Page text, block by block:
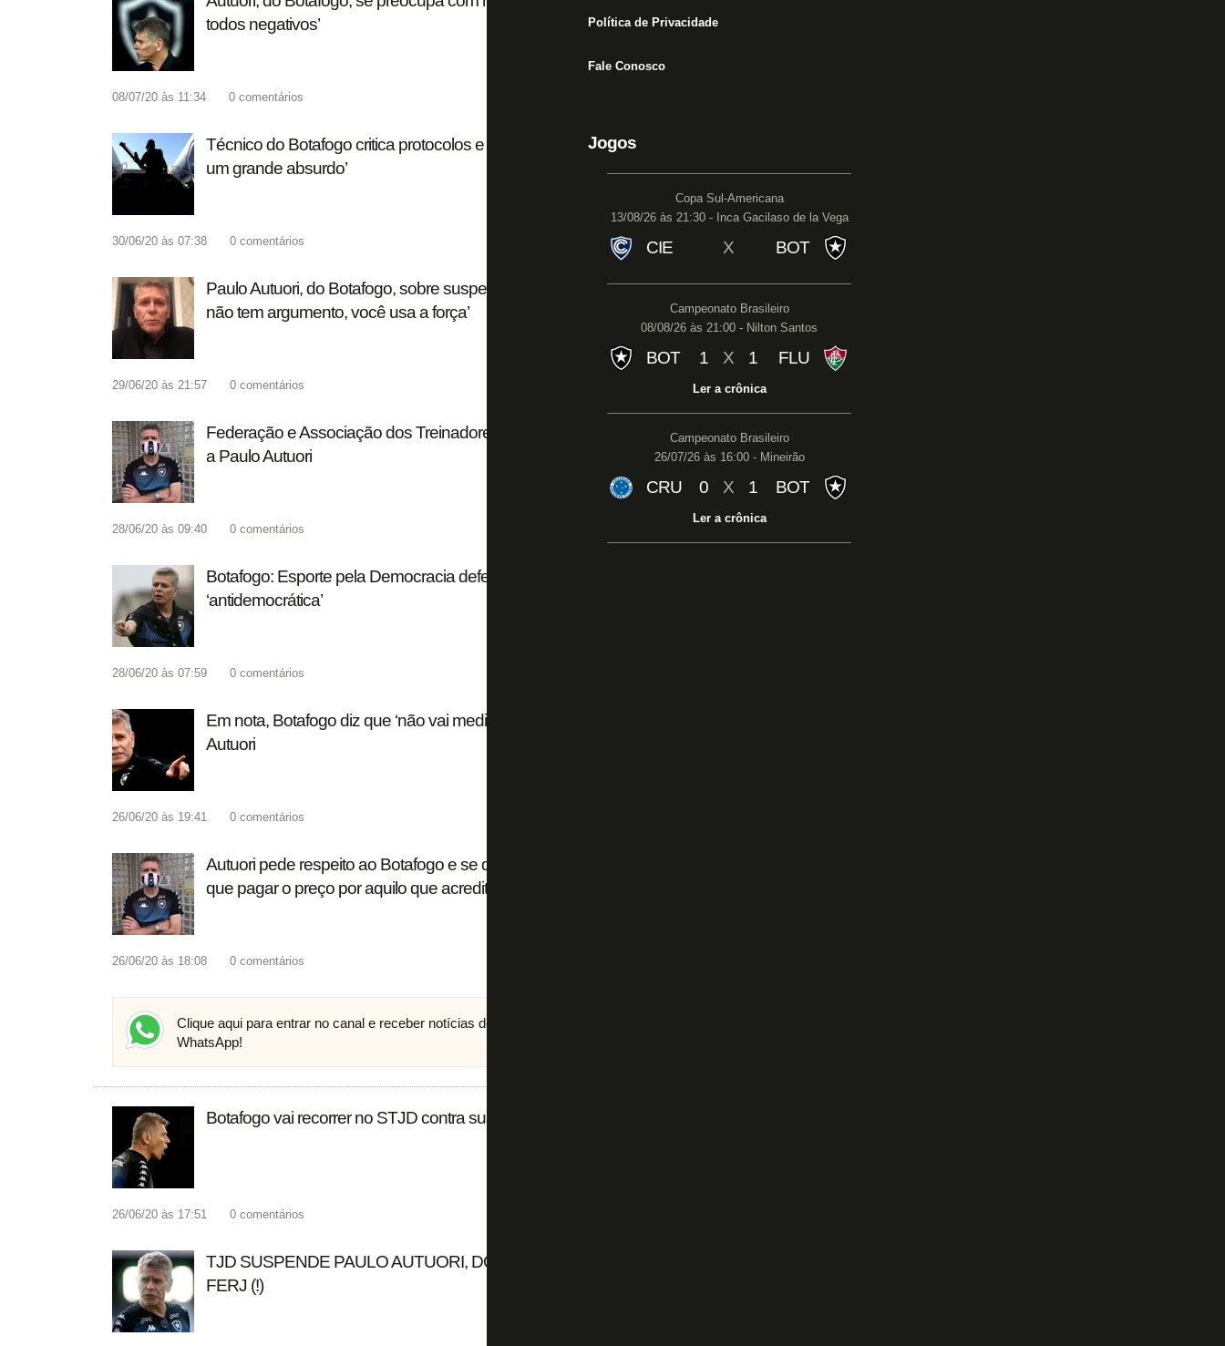
Política de Privacidade
Fale Conosco
Jogos
Copa Sul-Americana
13/08/26 às 21:30 - Inca Gacilaso de la Vega
CIE X BOT
Campeonato Brasileiro
08/08/26 às 21:00 - Nilton Santos
BOT 1 X 1 FLU
Ler a crônica
Campeonato Brasileiro
26/07/26 às 16:00 - Mineirão
CRU 0 X 1 BOT
Ler a crônica
todos negativos’
08/07/20 às 11:34 0 comentários
Técnico do Botafogo critica protocolos e previsão de volta de público: ‘Acho
um grande absurdo’
30/06/20 às 07:38 0 comentários
Paulo Autuori, do Botafogo, sobre suspensão imposta por TJD e Ferj: ‘Quando
não tem argumento, você usa a força’
29/06/20 às 21:57 0 comentários
Federação e Associação dos Treinadores repudiam punição e prestam apoio
a Paulo Autuori
28/06/20 às 09:40 0 comentários
Botafogo: Esporte pela Democracia defende Autuori e vê punição
‘antidemocrática’
28/06/20 às 07:59 0 comentários
Em nota, Botafogo diz que ‘não vai medir esforços’ para defender Paulo
Autuori
26/06/20 às 19:41 0 comentários
Autuori pede respeito ao Botafogo e se diz tranquilo após suspensão: ‘Tenho
que pagar o preço por aquilo que acredito’
26/06/20 às 18:08 0 comentários
Clique aqui para entrar no canal e receber notícias do Botafogo no
WhatsApp!
Botafogo vai recorrer no STJD contra suspensão de Paulo Autuori
26/06/20 às 17:51 0 comentários
TJD SUSPENDE PAULO AUTUORI, DO BOTAFOGO, POR CRÍTICAS À
FERJ (!)